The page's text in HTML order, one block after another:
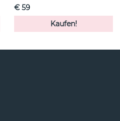
€ 59
Kaufen!